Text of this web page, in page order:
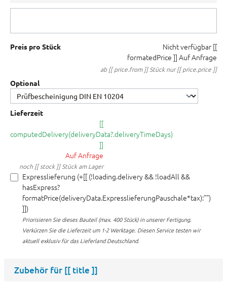
Preis pro Stück Nicht verfügbar [[
formatedPrice ]] Auf Anfrage
ab [[ price.from ]] Stück nur [[ price.price ]]
Optional
Lieferzeit
[[
computedDelivery(deliveryData?.deliveryTimeDays)
]]
Auf Anfrage
noch [[ stock ]] Stück am Lager
Expresslieferung (+[[ (!loading.delivery && !loadAll &&
hasExpress?
formatPrice(deliveryData.ExpresslieferungPauschale*tax):"")
]])
Priorisieren Sie dieses Bauteil (max. 400 Stück) in unserer Fertigung.
Verkürzen Sie die Lieferzeit um 1-2 Werktage. Diesen Service testen wir
aktuell exklusiv für das Lieferland Deutschland.
Zubehör für [[ title ]]